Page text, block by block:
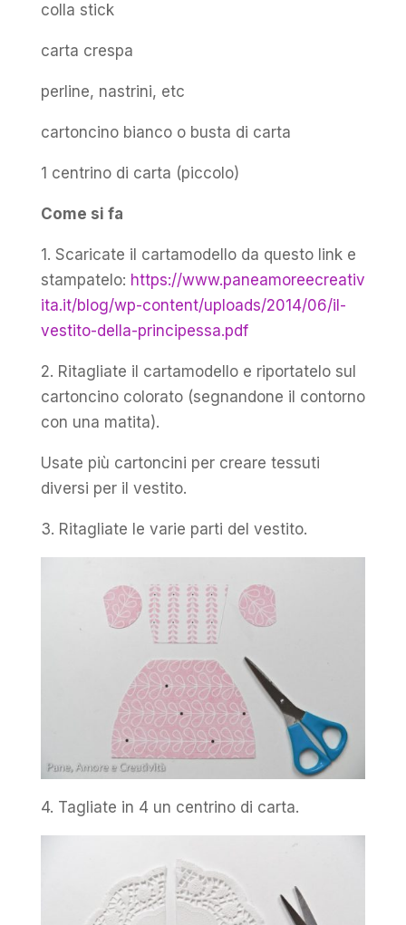
colla stick
carta crespa
perline, nastrini, etc
cartoncino bianco o busta di carta
1 centrino di carta (piccolo)
Come si fa
1. Scaricate il cartamodello da questo link e
stampatelo: https://www.paneamoreecreativ
ita.it/blog/wp-content/uploads/2014/06/il-
vestito-della-principessa.pdf
2. Ritagliate il cartamodello e riportatelo sul
cartoncino colorato (segnandone il contorno
con una matita).
Usate più cartoncini per creare tessuti
diversi per il vestito.
3. Ritagliate le varie parti del vestito.
4. Tagliate in 4 un centrino di carta.